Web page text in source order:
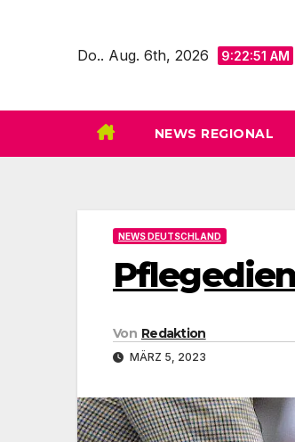
Do.. Aug. 6th, 2026 9:22:53 AM
NEWS REGIONAL
NEWS DEUTSCHLAND
Von Redaktion
MÄRZ 5, 2023